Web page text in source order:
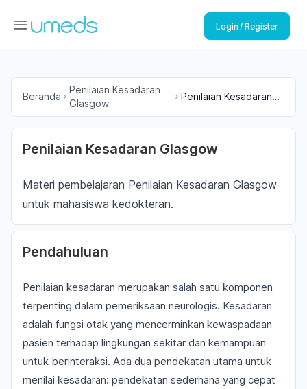
Login / Register
Beranda
Penilaian Kesadaran
Glasgow
Penilaian Kesadaran
Penilaian Kesadaran Glasgow
Materi pembelajaran Penilaian Kesadaran Glasgow
untuk mahasiswa kedokteran.
Pendahuluan
Penilaian kesadaran merupakan salah satu komponen
terpenting dalam pemeriksaan neurologis. Kesadaran
adalah fungsi otak yang mencerminkan kewaspadaan
pasien terhadap lingkungan sekitar dan kemampuan
untuk berinteraksi. Ada dua pendekatan utama untuk
menilai kesadaran: pendekatan sederhana yang cepat